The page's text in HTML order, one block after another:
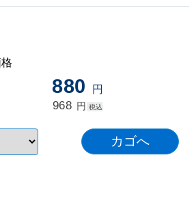
880 円
968 円 税込